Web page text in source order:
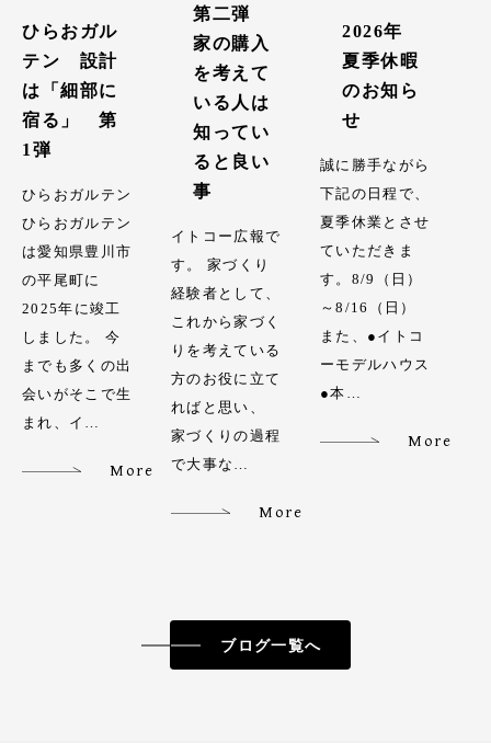
ひらおガル
テン 設計
は「細部に
宿る」 第
1弾
ひらおガルテン
ひらおガルテン
は愛知県豊川市
の平尾町に
2025年に竣工
しました。 今
までも多くの出
会いがそこで生
まれ、イ…
More
第二弾
家の購入
を考えて
いる人は
知ってい
ると良い
事
イトコー広報で
す。 家づくり
経験者として、
これから家づく
りを考えている
方のお役に立て
ればと思い、
家づくりの過程
で大事な…
More
2026年
夏季休暇
のお知ら
せ
誠に勝手ながら
下記の日程で、
夏季休業とさせ
ていただきま
す。8/9（日）
～8/16（日）
また、●イトコ
ーモデルハウス
●本…
More
ブログ一覧へ